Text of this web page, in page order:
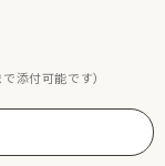
添付可能です）